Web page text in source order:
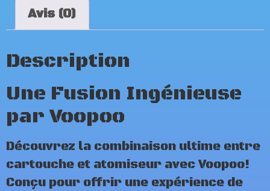
Avis (0)
Description
Une Fusion Ingénieuse
par Voopoo
Découvrez la combinaison ultime entre
cartouche et atomiseur avec Voopoo!
Conçu pour offrir une expérience de